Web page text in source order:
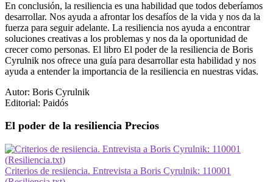
En conclusión, la resiliencia es una habilidad que todos deberíamos
desarrollar. Nos ayuda a afrontar los desafíos de la vida y nos da la
fuerza para seguir adelante. La resiliencia nos ayuda a encontrar
soluciones creativas a los problemas y nos da la oportunidad de
crecer como personas. El libro El poder de la resiliencia de Boris
Cyrulnik nos ofrece una guía para desarrollar esta habilidad y nos
ayuda a entender la importancia de la resiliencia en nuestras vidas.
Autor: Boris Cyrulnik
Editorial: Paidós
El poder de la resiliencia Precios
Criterios de resiiencia. Entrevista a Boris Cyrulnik: 110001